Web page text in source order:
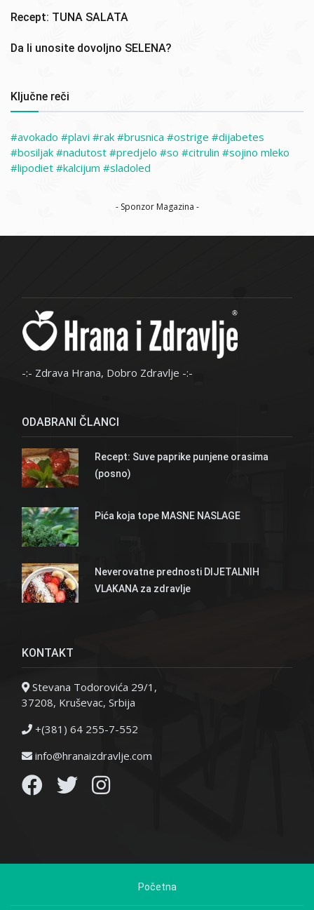
Recept: TUNA SALATA
Da li unosite dovoljno SELENA?
Ključne reči
avokado plavi rak brusnica ostrige
dijabetes
bosiljak
nadutost predjelo so citrulin
sojino mleko
lipodiet
kalcijum sladoled
- Sponzor Magazina -
-:- Zdrava Hrana, Dobro Zdravlje -:-
ODABRANI ČLANCI
Recept: Suve paprike punjene orasima
(posno)
Pića koja tope MASNE NASLAGE
Neverovatne prednosti DIJETALNIH
VLAKANA za zdravlje
KONTAKT
Stevana Todorovića 29/1,
37208, Kruševac, Srbija
+(381) 64 255-7-552
info@hranaizdravlje.com
Početna